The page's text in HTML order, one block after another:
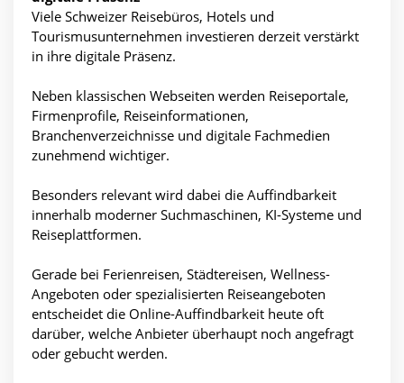
Viele Schweizer Reisebüros, Hotels und
Tourismusunternehmen investieren derzeit verstärkt
in ihre digitale Präsenz.
Neben klassischen Webseiten werden Reiseportale,
Firmenprofile, Reiseinformationen,
Branchenverzeichnisse und digitale Fachmedien
zunehmend wichtiger.
Besonders relevant wird dabei die Auffindbarkeit
innerhalb moderner Suchmaschinen, KI-Systeme und
Reiseplattformen.
Gerade bei Ferienreisen, Städtereisen, Wellness-
Angeboten oder spezialisierten Reiseangeboten
entscheidet die Online-Auffindbarkeit heute oft
darüber, welche Anbieter überhaupt noch angefragt
oder gebucht werden.